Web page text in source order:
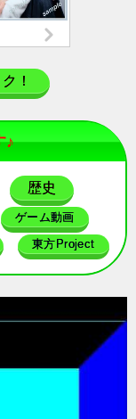
！
♪
歴史
ゲーム動画
東方Project